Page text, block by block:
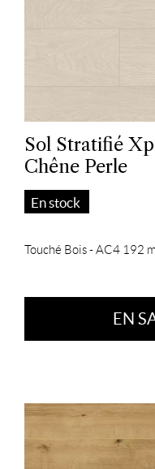
Sol Stratifié
Chêne Perle
En stock
Touché Bois - AC4 192
EN